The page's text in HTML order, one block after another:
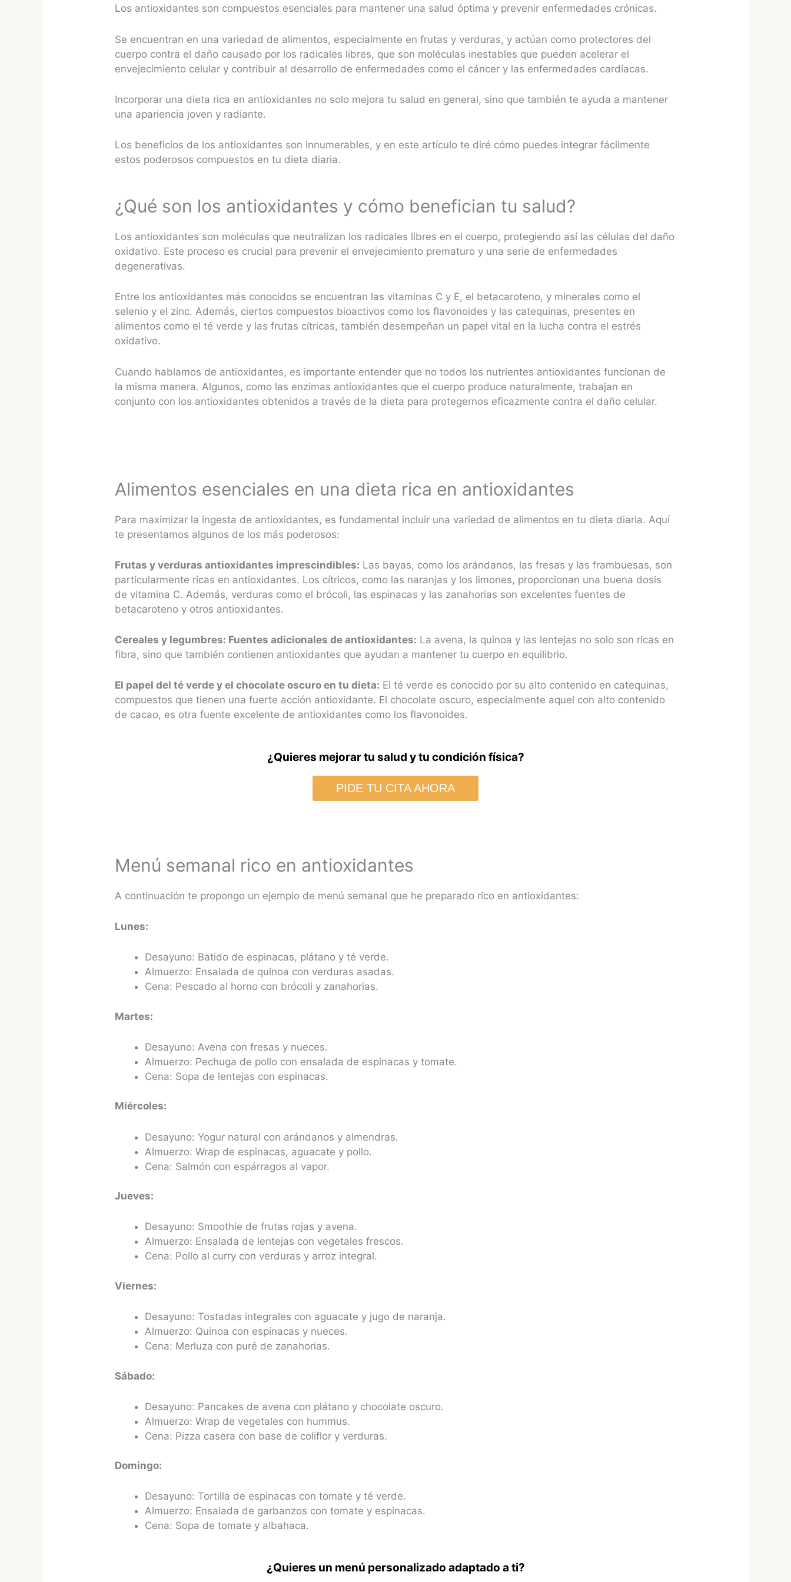
Los antioxidantes son compuestos esenciales para mantener una salud óptima y prevenir enfermedades crónicas.
Se encuentran en una variedad de alimentos, especialmente en frutas y verduras, y actúan como protectores del
cuerpo contra el daño causado por los radicales libres, que son moléculas inestables que pueden acelerar el
envejecimiento celular y contribuir al desarrollo de enfermedades como el cáncer y las enfermedades cardíacas.
Incorporar una dieta rica en antioxidantes no solo mejora tu salud en general, sino que también te ayuda a mantener
una apariencia joven y radiante.
Los beneficios de los antioxidantes son innumerables, y en este artículo te diré cómo puedes integrar fácilmente
estos poderosos compuestos en tu dieta diaria.
¿Qué son los antioxidantes y cómo benefician tu salud?
Los antioxidantes son moléculas que neutralizan los radicales libres en el cuerpo, protegiendo así las células del daño
oxidativo. Este proceso es crucial para prevenir el envejecimiento prematuro y una serie de enfermedades
degenerativas.
Entre los antioxidantes más conocidos se encuentran las vitaminas C y E, el betacaroteno, y minerales como el
selenio y el zinc. Además, ciertos compuestos bioactivos como los flavonoides y las catequinas, presentes en
alimentos como el té verde y las frutas cítricas, también desempeñan un papel vital en la lucha contra el estrés
oxidativo.
Cuando hablamos de antioxidantes, es importante entender que no todos los nutrientes antioxidantes funcionan de
la misma manera. Algunos, como las enzimas antioxidantes que el cuerpo produce naturalmente, trabajan en
conjunto con los antioxidantes obtenidos a través de la dieta para protegernos eficazmente contra el daño celular.
Alimentos esenciales en una dieta rica en antioxidantes
Para maximizar la ingesta de antioxidantes, es fundamental incluir una variedad de alimentos en tu dieta diaria. Aquí
te presentamos algunos de los más poderosos:
Frutas y verduras antioxidantes imprescindibles: Las bayas, como los arándanos, las fresas y las frambuesas, son
particularmente ricas en antioxidantes. Los cítricos, como las naranjas y los limones, proporcionan una buena dosis
de vitamina C. Además, verduras como el brócoli, las espinacas y las zanahorias son excelentes fuentes de
betacaroteno y otros antioxidantes.
Cereales y legumbres: Fuentes adicionales de antioxidantes: La avena, la quinoa y las lentejas no solo son ricas en
fibra, sino que también contienen antioxidantes que ayudan a mantener tu cuerpo en equilibrio.
El papel del té verde y el chocolate oscuro en tu dieta: El té verde es conocido por su alto contenido en catequinas,
compuestos que tienen una fuerte acción antioxidante. El chocolate oscuro, especialmente aquel con alto contenido
de cacao, es otra fuente excelente de antioxidantes como los flavonoides​.
¿Quieres mejorar tu salud y tu condición física?
PIDE TU CITA AHORA
Menú semanal rico en antioxidantes
A continuación te propongo un ejemplo de menú semanal que he preparado rico en antioxidantes:
Lunes:
Desayuno: Batido de espinacas, plátano y té verde.
Almuerzo: Ensalada de quinoa con verduras asadas.
Cena: Pescado al horno con brócoli y zanahorias.
Martes:
Desayuno: Avena con fresas y nueces.
Almuerzo: Pechuga de pollo con ensalada de espinacas y tomate.
Cena: Sopa de lentejas con espinacas.
Miércoles:
Desayuno: Yogur natural con arándanos y almendras.
Almuerzo: Wrap de espinacas, aguacate y pollo.
Cena: Salmón con espárragos al vapor.
Jueves:
Desayuno: Smoothie de frutas rojas y avena.
Almuerzo: Ensalada de lentejas con vegetales frescos.
Cena: Pollo al curry con verduras y arroz integral.
Viernes:
Desayuno: Tostadas integrales con aguacate y jugo de naranja.
Almuerzo: Quinoa con espinacas y nueces.
Cena: Merluza con puré de zanahorias.
Sábado:
Desayuno: Pancakes de avena con plátano y chocolate oscuro.
Almuerzo: Wrap de vegetales con hummus.
Cena: Pizza casera con base de coliflor y verduras.
Domingo:
Desayuno: Tortilla de espinacas con tomate y té verde.
Almuerzo: Ensalada de garbanzos con tomate y espinacas.
Cena: Sopa de tomate y albahaca.
¿Quieres un menú personalizado adaptado a ti?